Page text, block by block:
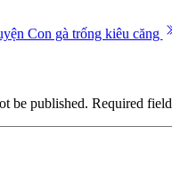
Con gà trống kiêu căng
be published. Required